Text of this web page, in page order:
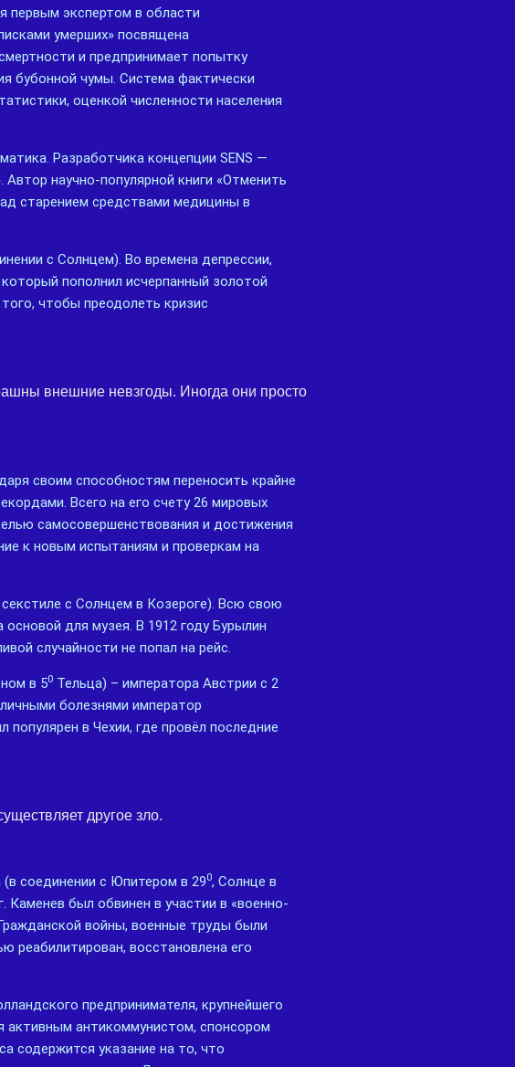
первым экспертом в области
умерших» посвящена
и предпринимает попытку
бубонной чумы. Система фактически
оценкой численности населения
Разработчика концепции SENS —
научно-популярной книги «Отменить
старением средствами медицины в
с Солнцем). Во времена депрессии,
пополнил исчерпанный золотой
чтобы преодолеть кризис
внешние невзгоды. Иногда они просто
своим способностям переносить крайне
Всего на его счету 26 мировых
самосовершенствования и достижения
к новым испытаниям и проверкам на
с Солнцем в Козероге). Всю свою
для музея. В 1912 году Бурылин
случайности не попал на рейс.
в 50 Тельца) – императора Австрии с 2
болезнями император
в Чехии, где провёл последние
другое зло.
(в соединении с Юпитером в 290, Солнце в
Каменев был обвинен в участии в «военно-
войны, военные труды были
восстановлена его
предпринимателя, крупнейшего
активным антикоммунистом, спонсором
содержится указание на то, что